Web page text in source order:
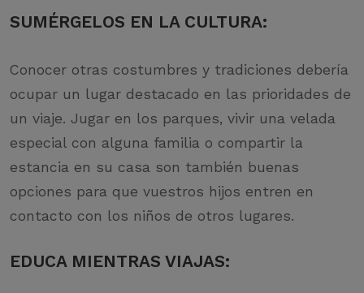
SUMÉRGELOS EN LA CULTURA:
Conocer otras costumbres y tradiciones debería
ocupar un lugar destacado en las prioridades de
un viaje. Jugar en los parques, vivir una velada
especial con alguna familia o compartir la
estancia en su casa son también buenas
opciones para que vuestros hijos entren en
contacto con los niños de otros lugares.
EDUCA MIENTRAS VIAJAS: